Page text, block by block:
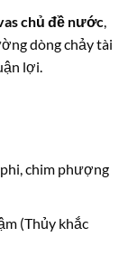
chủ đề nước,
dòng chảy tài
lợi.
chim phượng
(Thủy khắc